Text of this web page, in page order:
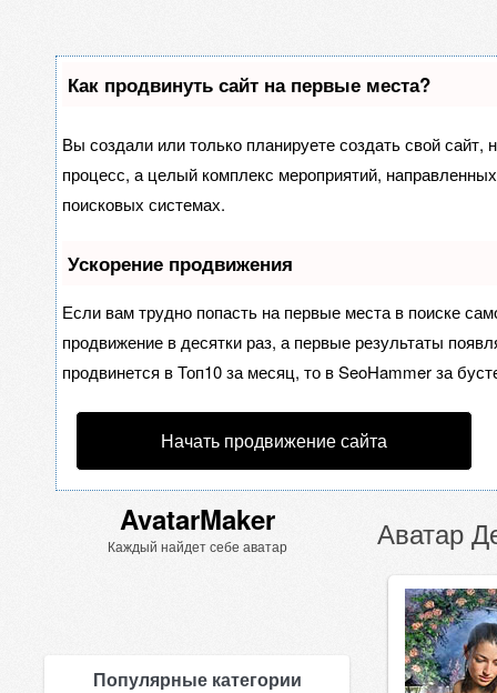
Как продвинуть сайт на первые места?
Вы создали или только планируете создать свой сайт,
процесс, а целый комплекс мероприятий,
поисковых системах.
Ускорение продвижения
Если вам трудно попасть на первые места в поиске
продвижение в десятки раз, а первые результаты
продвинется в Топ10 за месяц, то вSeoHammerза
Начать продвижение сайта
AvatarMaker
Каждый найдет себе аватар
Популярные категории
Аватар